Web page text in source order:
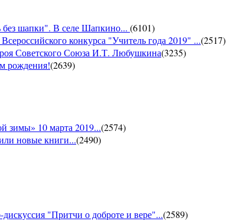
без шапки". В селе Шапкино... (6101)
конкурса "Учитель года 2019" ...(2517)
Советского Союза И.Т. Любушкина(3235)
рождения!(2639)
зимы» 10 марта 2019...(2574)
новые книги...(2490)
"Притчи о доброте и вере"...(2589)